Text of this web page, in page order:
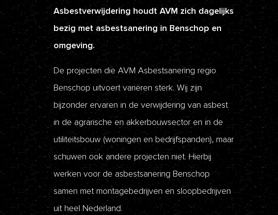
Asbestverwijdering houdt AVM zich dagelijks
bezig met asbestsanering in Benschop en
omgeving.
De projecten die AVM Asbestsanering regio
Benschop uitvoert variëren sterk. Wij zijn
bijzonder ervaren in de verwijdering van asbest
in de agrarische en akkerbouwsector en in de
utiliteitsbouw (woningen en bedrijfspanden), maar
schuwen ook andere projecten niet. Hierbij
werken voor de asbestsanering Benschop
samen met montagebedrijven en sloopbedrijven
uit heel Nederland.